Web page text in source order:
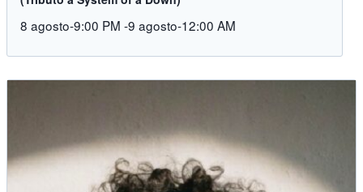
8 agosto-9:00 PM -9 agosto-12:00 AM